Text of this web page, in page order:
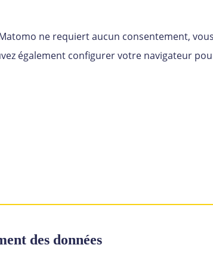
ne requiert aucun consentement,
également configurer votre navigateur
des données